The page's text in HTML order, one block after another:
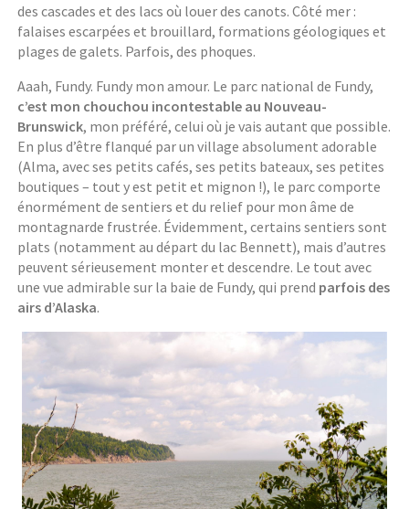
des cascades et des lacs où louer des canots. Côté mer :
falaises escarpées et brouillard, formations géologiques et
plages de galets. Parfois, des phoques.
Aaah, Fundy. Fundy mon amour. Le parc national de Fundy,
c’est mon chouchou incontestable au Nouveau-
Brunswick, mon préféré, celui où je vais autant que possible.
En plus d’être flanqué par un village absolument adorable
(Alma, avec ses petits cafés, ses petits bateaux, ses petites
boutiques – tout y est petit et mignon !), le parc comporte
énormément de sentiers et du relief pour mon âme de
montagnarde frustrée. Évidemment, certains sentiers sont
plats (notamment au départ du lac Bennett), mais d’autres
peuvent sérieusement monter et descendre. Le tout avec
une vue admirable sur la baie de Fundy, qui prend parfois des
airs d’Alaska.